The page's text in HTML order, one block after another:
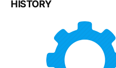
HISTORY